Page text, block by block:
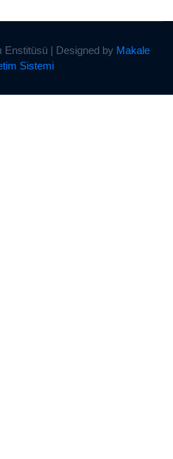
Enstitüsü | Designed by Makale
Sistemi